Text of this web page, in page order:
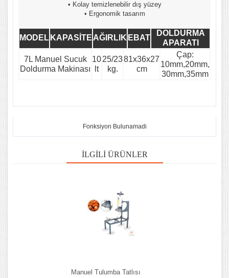
• Kolay temizlenebilir dış yüzey
• Ergonomik tasarım
MODEL KAPASİTE AĞIRLIK EBAT
DOLDURMA
APARATI
7L Manuel Sucuk
Doldurma Makinası
10
lt
25/23
kg.
81x36x27
cm
Çap:
10mm,20mm,
30mm,35mm
Fonksiyon Bulunamadi
İLGILI ÜRÜNLER
Manuel Tulumba Tatlısı